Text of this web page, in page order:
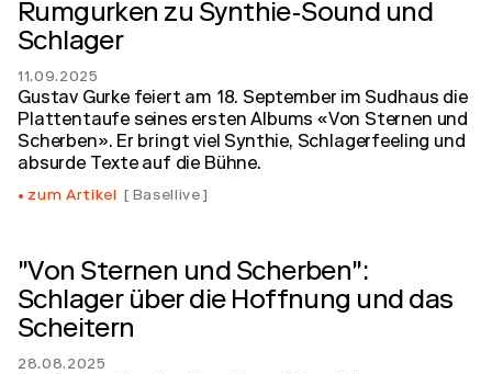
Rumgurken zu Synthie-Sound und
Schlager
11.09.2025
Gustav Gurke feiert am 18. September im Sudhaus die
Plattentaufe seines ersten Albums «Von Sternen und
Scherben». Er bringt viel Synthie, Schlagerfeeling und
absurde Texte auf die Bühne.
zum Artikel Basellive
"Von Sternen und Scherben":
Schlager über die Hoffnung und das
Scheitern
28.08.2025